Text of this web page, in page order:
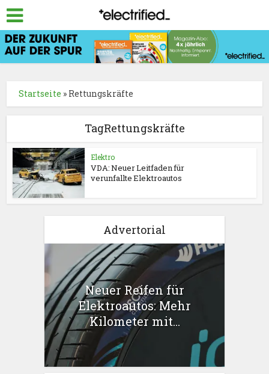
Startseite » Rettungskräfte
TagRettungskräfte
Elektro
VDA: Neuer Leitfaden für
verunfallte Elektroautos
Advertorial
Neuer Reifen für
Elektroautos: Mehr
Kilometer mit...